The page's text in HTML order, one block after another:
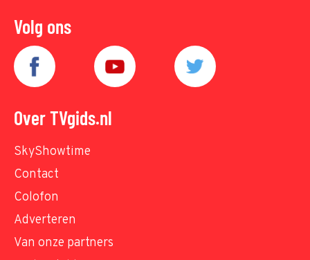
Volg ons
Over TVgids.nl
SkyShowtime
Contact
Colofon
Adverteren
Van onze partners